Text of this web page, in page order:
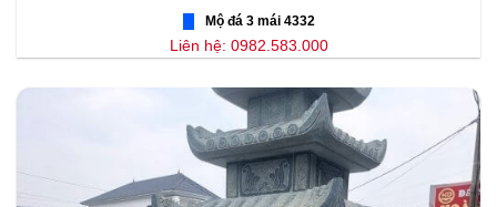
Mộ đá 3 mái 4332
Liên hệ: 0982.583.000